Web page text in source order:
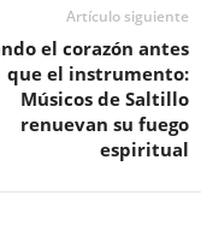
Artículo siguiente
el corazón antes
que el instrumento:
Músicos de Saltillo
renuevan su fuego
espiritual